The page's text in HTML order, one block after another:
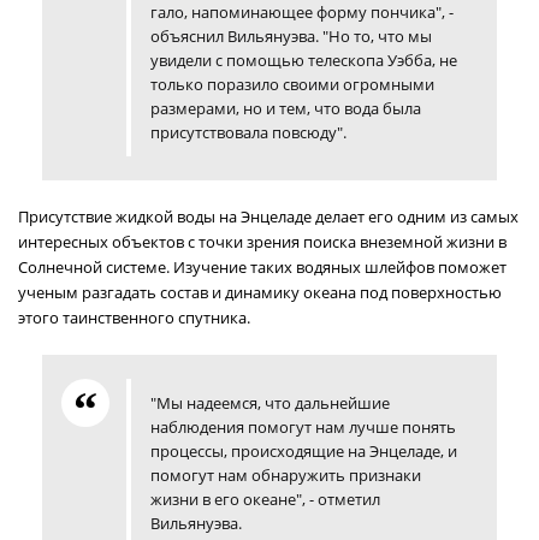
гало, напоминающее форму пончика", -
объяснил Вильянуэва. "Но то, что мы
увидели с помощью телескопа Уэбба, не
только поразило своими огромными
размерами, но и тем, что вода была
присутствовала повсюду".
Присутствие жидкой воды на Энцеладе делает его одним из самых
интересных объектов с точки зрения поиска внеземной жизни в
Солнечной системе. Изучение таких водяных шлейфов поможет
ученым разгадать состав и динамику океана под поверхностью
этого таинственного спутника.
"Мы надеемся, что дальнейшие
наблюдения помогут нам лучше понять
процессы, происходящие на Энцеладе, и
помогут нам обнаружить признаки
жизни в его океане", - отметил
Вильянуэва.